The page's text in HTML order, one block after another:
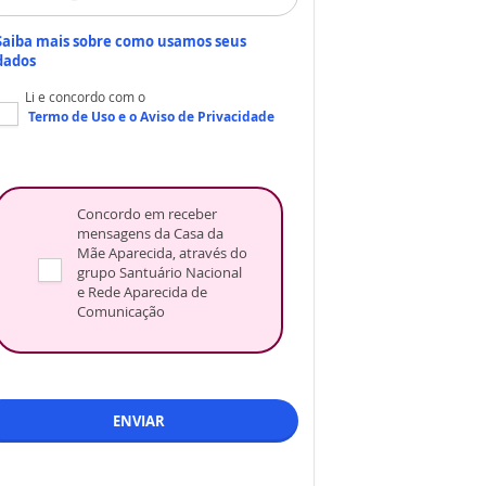
mais sobre como usamos seus
Li e concordo com o
Termo de Usoe oAviso de Privacidade
Concordo em receber
mensagens da Casa da
Mãe Aparecida, através do
grupo Santuário Nacional
e Rede Aparecida de
Comunicação
ENVIAR